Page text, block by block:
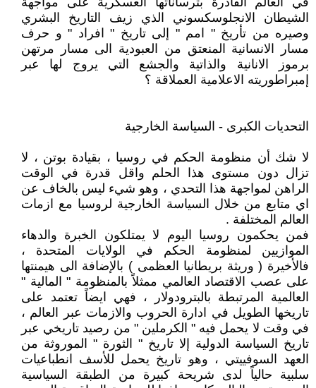
الشيطان الانجلوسكسوني الذي زيف التاريخ البشري
وصيره من تأريخ " امم " إلى تاريخ " افراد " و حرف
مسار الانسانية المنعتق من العبودية الى مسار مرتهن
برموز الانانية والذاتية والجشع التي يروج لها عبر
إمبراطوريته الاعلامية العملاقة ؟
التحديات الكبرى - السياسة الخارجية
لا شك أن منظومة الحكم في روسيا ، بقيادة بوتن ، لا
تزال دون مستوى هذا الحلم واقل قدرة في الوقت
الراهن لمواجهة هذا التحدي ، وهو شيء ليس بالخاف عن
اي متابع من خلال السياسة الخارجية لروسيا مع ازمات
العالم المختلفة .
فمن يحكمون روسيا اليوم لا يمتلكون الخبرة والدهاء
الموازيين لمنظومة الحكم في الولايات المتحدة ،
فالأخيرة ( وريثة بريطانيا العظمى ) بالإضافة الى هيمنتها
على عصب الاقتصاد العالمي ممثلاً بالمنظومة " المالية "
العالمية المرتبطة بالبترودولار ، فهي ايضاً تعتمد على
تاريخها الطويل في ادارة الحروب والازمات عبر العالم ،
في وقت لا يحمل فيه " الكرملين " من رصيد تاريخي عبر
تاريخ السياسة الدولية إلا تاريخ " الثورة " الموروثة من
العهد السوفييتي ، وهو تاريخ يحمل للأسف انطباعيات
سلبية حالياً لدى شريحة كبيرة من الطبقة السياسية